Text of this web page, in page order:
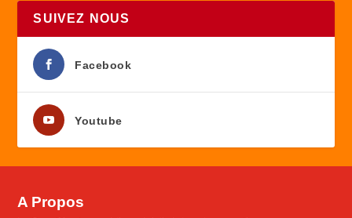
SUIVEZ NOUS
Facebook
Youtube
A Propos